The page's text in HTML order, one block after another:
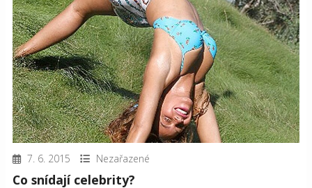
7. 6. 2015 Nezařazené
Co snídají celebrity?